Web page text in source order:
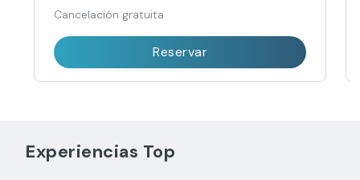
Cancelación gratuita
Reservar
Experiencias Top